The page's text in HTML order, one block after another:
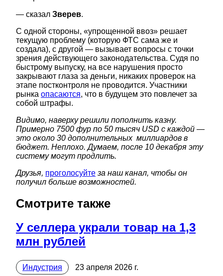
— сказал Зверев.
С одной стороны, «упрощенной ввоз» решает
текущую проблему (которую ФТС сама же и
создала), с другой — вызывает вопросы с точки
зрения действующего законодательства. Судя по
быстрому выпуску, на все нарушения просто
закрывают глаза за деньги, никаких проверок на
этапе постконтроля не проводится. Участники
рынка опасаются, что в будущем это повлечет за
собой штрафы.
Видимо, наверху решили пополнить казну.
Примерно 7500 фур по 50 тысяч USD с каждой —
это около 30 дополнительных миллиардов в
бюджет. Неплохо. Думаем, после 10 декабря эту
систему могут продлить.
Друзья, проголосуйте за наш канал, чтобы он
получил больше возможностей.
Смотрите также
У селлера украли товар на 1,3
млн рублей
Индустрия
23 апреля 2026 г.